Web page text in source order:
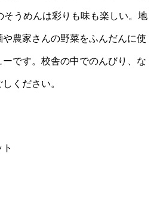
そうめんは彩りも味も楽しい。地
農家さんの野菜をふんだんに使
です。校舎の中でのんびり、な
ください。